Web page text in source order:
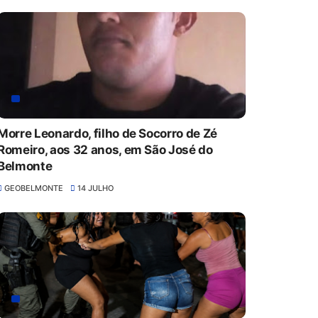
Leonardo, filho de Socorro de Zé
aos 32 anos, em São José do
GEOBELMONTE 14 JULHO